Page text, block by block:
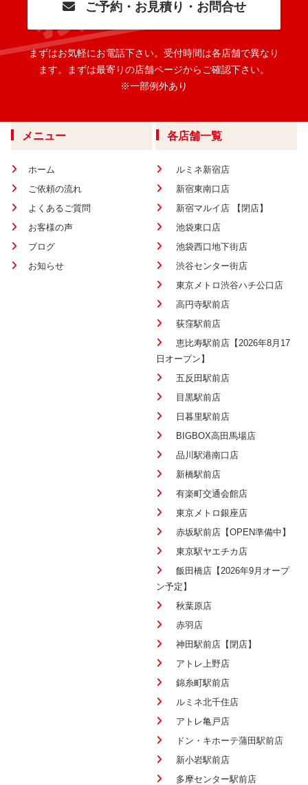
ご予約・お見積り・お問合せ
まずはお気軽にお電話下さい。 受付時間は各店舗で異なり
ます。
まずは最寄りの店舗ページからご確認下さい。
※一部例外あり
メニュー
ホーム
ご依頼の流れ
よくあるご質問
お客様の声
ブログ
お知らせ
各店舗一覧
ルミネ新宿店
新宿東南口店
新宿マルイ店 【閉店】
池袋東口店
池袋西口地下街店
渋谷センター街店
東京メトロ渋谷ハチ公口店
高円寺駅前店
荻窪駅前店
恵比寿駅前店【2026年8月17
日オープン】
五反田駅前店
目黒駅前店
日暮里駅前店
BIGBOX高田馬場店
品川駅港南口店
新橋駅前店
有楽町交通会館店
東京メトロ銀座店
赤坂駅前店【OPEN準備中】
東京駅ヤエチカ店
飯田橋店【2026年9月オープ
ン予定】
秋葉原店
赤羽店
神田駅前店【閉店】
アトレ上野店
錦糸町駅前店
ルミネ北千住店
アトレ亀戸店
ドン・キホーテ蒲田駅前店
新小岩駅前店
多摩センター駅前店